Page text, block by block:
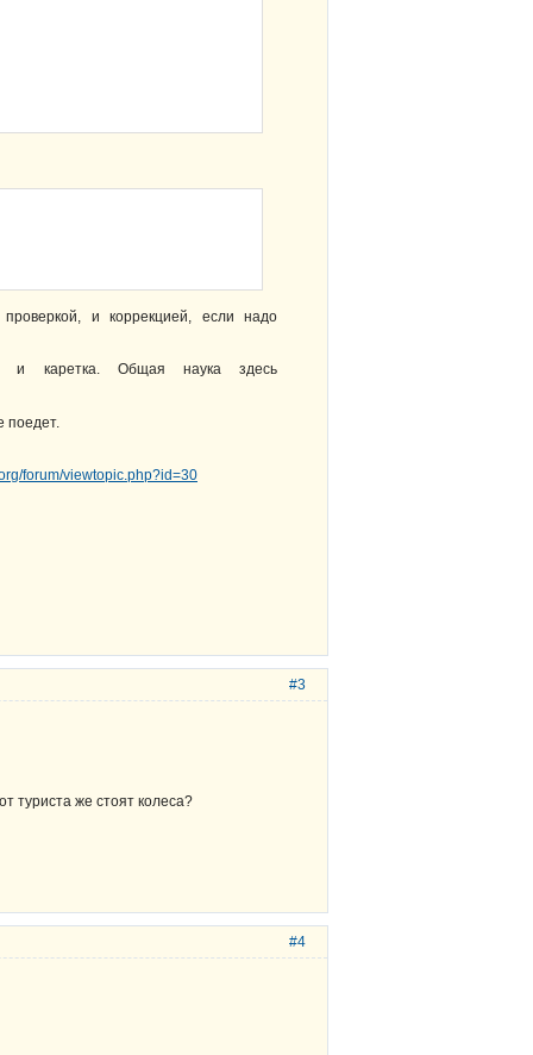
и коррекцией, если надо
и каретка. Общая наука здесь
поедет.
forum/viewtopic.php?id=30
#3
туриста же стоят колеса?
#4